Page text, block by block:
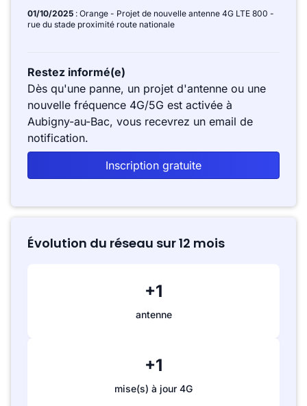
01/10/2025 : Orange - Projet de nouvelle antenne 4G LTE 800 -
rue du stade proximité route nationale
Restez informé(e)
Dès qu'une panne, un projet d'antenne ou une
nouvelle fréquence 4G/5G est activée à
Aubigny-au-Bac, vous recevrez un email de
notification.
Inscription gratuite
Évolution du réseau sur 12 mois
+1
antenne
+1
mise(s) à jour 4G